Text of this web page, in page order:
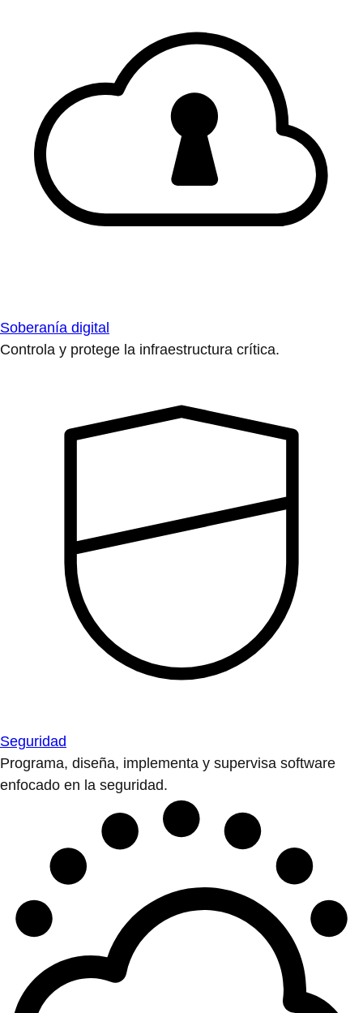
Soberanía digital
Controla y protege la infraestructura crítica.
Seguridad
Programa, diseña, implementa y supervisa software
enfocado en la seguridad.